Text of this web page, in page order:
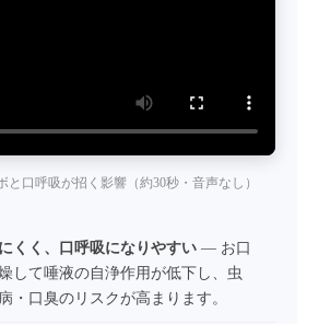
と口呼吸が招く影響（約30秒・音声なし）
くく、口呼吸になりやすい — お口
して唾液の自浄作用が低下し、虫
・口臭のリスクが高まります。